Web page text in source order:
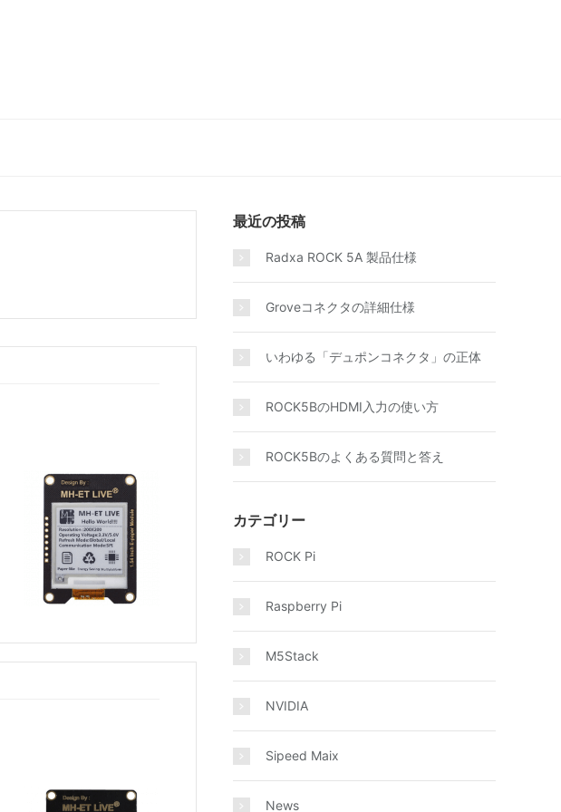
最近の投稿
Radxa ROCK 5A 製品仕様
Groveコネクタの詳細仕様
いわゆる「デュポンコネクタ」の正体
ROCK5BのHDMI入力の使い方
ROCK5Bのよくある質問と答え
カテゴリー
ROCK Pi
Raspberry Pi
M5Stack
NVIDIA
Sipeed Maix
News